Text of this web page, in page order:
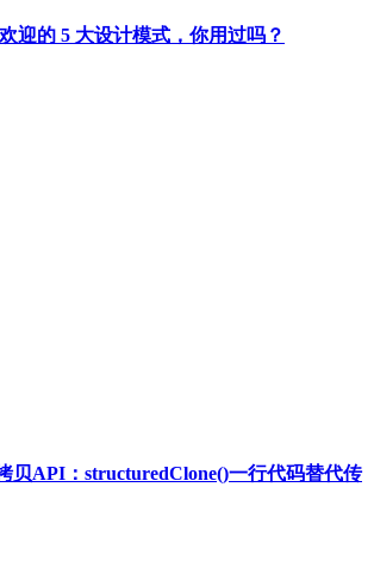
迎的 5 大设计模式，你用过吗？
贝API：structuredClone()一行代码替代传